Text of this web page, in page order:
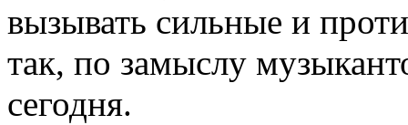
вызывать сильные и
так, по замыслу
сегодня.